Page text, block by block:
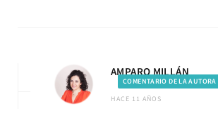
AMPARO MILLÁN
COMENTARIO DE LA AUTORA
HACE 11 AÑOS